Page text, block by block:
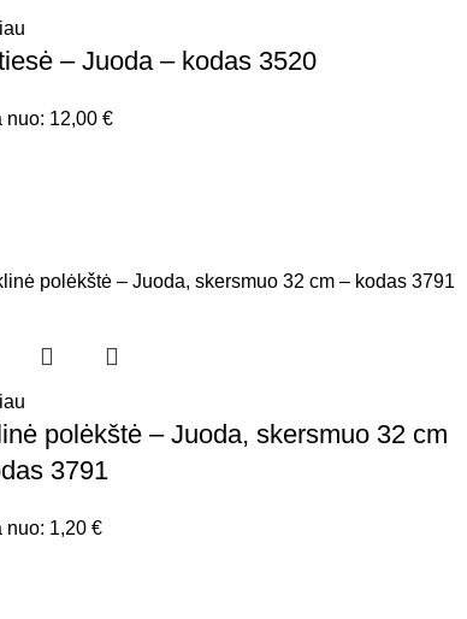
– Juoda – kodas 3520
nuo: 12,00 €
polėkštė – Juoda, skersmuo 32 cm
3791
nuo: 1,20 €